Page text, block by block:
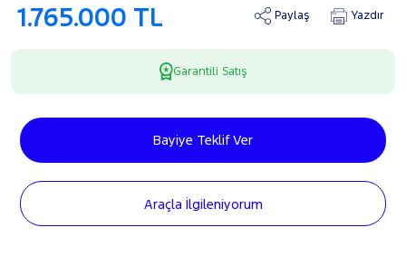
1.765.000 TL Paylaş Yazdır
Garantili Satış
Bayiye Teklif Ver
Araçla İlgileniyorum